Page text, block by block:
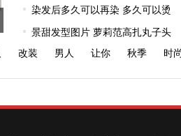
染发后多久可以再染 多久可以烫
景甜发型图片 萝莉范高扎丸子头
改装 男人 让你 秋季 时